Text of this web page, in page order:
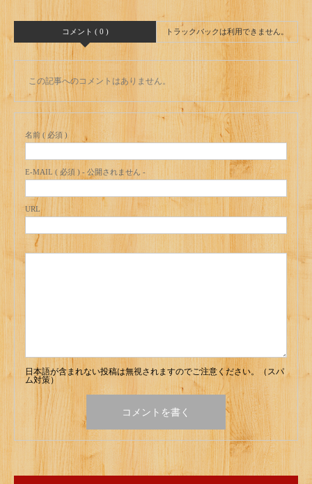
コメント ( 0 ) トラックバックは利用できません。
この記事へのコメントはありません。
名前 ( 必須 )
E-MAIL ( 必須 ) - 公開されません -
URL
日本語が含まれない投稿は無視されますのでご注意ください。（スパ
ム対策）